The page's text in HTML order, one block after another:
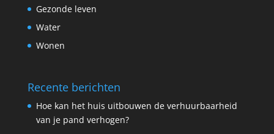
Gezonde leven
Water
Wonen
Recente berichten
Hoe kan het huis uitbouwen de verhuurbaarheid
van je pand verhogen?